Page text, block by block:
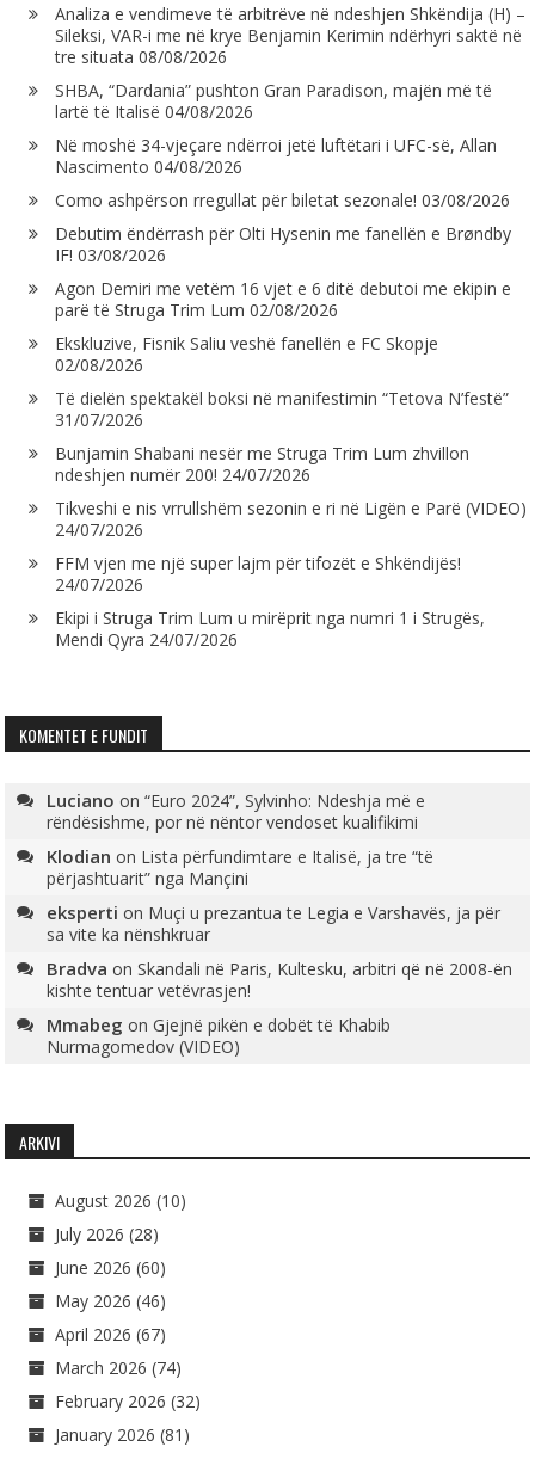
Analiza e vendimeve të arbitrëve në ndeshjen Shkëndija (H) –
Sileksi, VAR-i me në krye Benjamin Kerimin ndërhyri saktë në
tre situata 08/08/2026
SHBA, “Dardania” pushton Gran Paradison, majën më të
lartë të Italisë 04/08/2026
Në moshë 34-vjeçare ndërroi jetë luftëtari i UFC-së, Allan
Nascimento 04/08/2026
Como ashpërson rregullat për biletat sezonale! 03/08/2026
Debutim ëndërrash për Olti Hysenin me fanellën e Brøndby
IF! 03/08/2026
Agon Demiri me vetëm 16 vjet e 6 ditë debutoi me ekipin e
parë të Struga Trim Lum 02/08/2026
Ekskluzive, Fisnik Saliu veshë fanellën e FC Skopje
02/08/2026
Të dielën spektakël boksi në manifestimin “Tetova N’festë”
31/07/2026
Bunjamin Shabani nesër me Struga Trim Lum zhvillon
ndeshjen numër 200! 24/07/2026
Tikveshi e nis vrrullshëm sezonin e ri në Ligën e Parë (VIDEO)
24/07/2026
FFM vjen me një super lajm për tifozët e Shkëndijës!
24/07/2026
Ekipi i Struga Trim Lum u mirëprit nga numri 1 i Strugës,
Mendi Qyra 24/07/2026
KOMENTET E FUNDIT
Luciano on“Euro 2024”, Sylvinho: Ndeshja më e
rëndësishme, por në nëntor vendoset kualifikimi
Klodian on Lista përfundimtare e Italisë, ja tre “të
përjashtuarit” nga Mançini
eksperti on Muçi u prezantua te Legia e Varshavës, ja për
sa vite ka nënshkruar
Bradva onSkandali në Paris, Kultesku, arbitri që në 2008-ën
kishte tentuar vetëvrasjen!
Mmabeg onGjejnë pikën e dobët të Khabib
Nurmagomedov (VIDEO)
ARKIVI
August 2026 (10)
July 2026 (28)
June 2026 (60)
May 2026 (46)
April 2026 (67)
March 2026 (74)
February 2026 (32)
January 2026 (81)